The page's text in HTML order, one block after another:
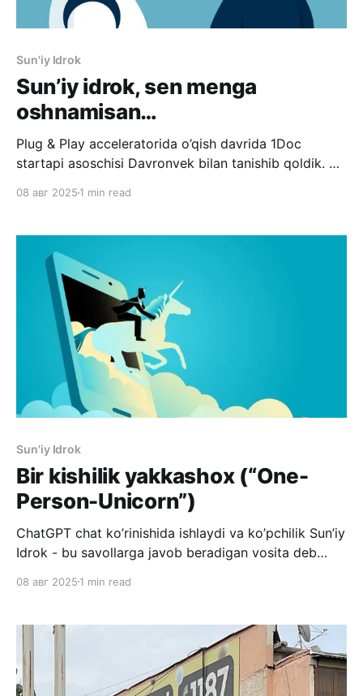
Sun'iy Idrok
Sun’iy idrok, sen menga
oshnamisan…
Plug & Play acceleratorida o’qish davrida 1Doc
startapi asoschisi Davronvek bilan tanishib qoldik. U
Faqatgina yuristlar bu platforma qadrini tushinib,
undan
08 авг 2025 1 min read
Sun'iy Idrok
Bir kishilik yakkashox (“One-
Person-Unicorn”)
ChatGPT chat ko’rinishida ishlaydi va ko’pchilik Sun’iy
Idrok - bu savollarga javob beradigan vosita deb
avtonomlik bilan mustaqil bajara oladigan agentlarni
agent, balki parallel ishlaydigan ko’plab agentlarni
ishga tushirish mumkin. Mana bu videoda zamonaviy
08 авг 2025 1 min read